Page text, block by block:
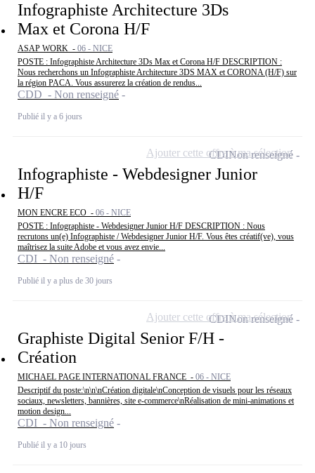
Infographiste Architecture 3Ds
Max et Corona H/F
ASAP WORK - 06 - NICE
POSTE : Infographiste Architecture 3Ds Max et Corona H/F DESCRIPTION :
Nous recherchons un Infographiste Architecture 3DS MAX et CORONA (H/F) sur
la région PACA. Vous assurerez la création de rendus...
CDD - Non renseigné
Publié il y a 6 jours
Infographiste - Webdesigner Junior
H/F
MON ENCRE ECO - 06 - NICE
POSTE : Infographiste - Webdesigner Junior H/F DESCRIPTION : Nous
recrutons un(e) Infographiste / Webdesigner Junior H/F. Vous êtes créatif(ve), vous
maîtrisez la suite Adobe et vous avez envie...
CDI - Non renseigné
Publié il y a plus de 30 jours
CDINon renseigné
Ajouter cette offre à ma sélection
Graphiste Digital Senior F/H -
Création
MICHAEL PAGE INTERNATIONAL FRANCE - 06 - NICE
Descriptif du poste:\n\n\nCréation digitale\nConception de visuels pour les réseaux
sociaux, newsletters, bannières, site e-commerce\nRéalisation de mini-animations et
motion design...
CDI - Non renseigné
Publié il y a 10 jours
CDINon renseigné
Ajouter cette offre à ma sélection